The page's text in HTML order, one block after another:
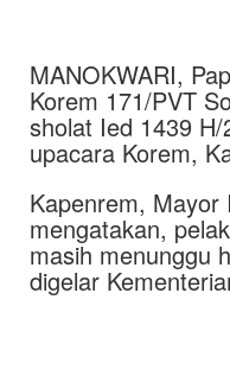
MANOKWARI,
Korem 171/PVT
sholat Ied 1439
upacara Korem,
Kapenrem, Mayor
mengatakan,
masih menunggu
digelar